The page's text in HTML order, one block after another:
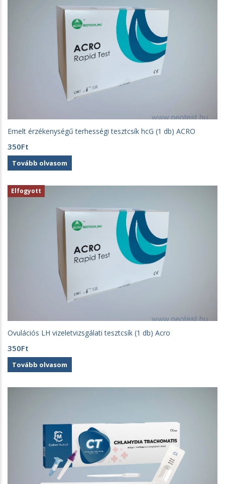
Emelt érzékenységű terhességi tesztcsík hcG (1 db) ACRO
350Ft
Tovább olvasom
Elfogyott
Ovulációs LH vizeletvizsgálati tesztcsík (1 db) Acro
350Ft
Tovább olvasom